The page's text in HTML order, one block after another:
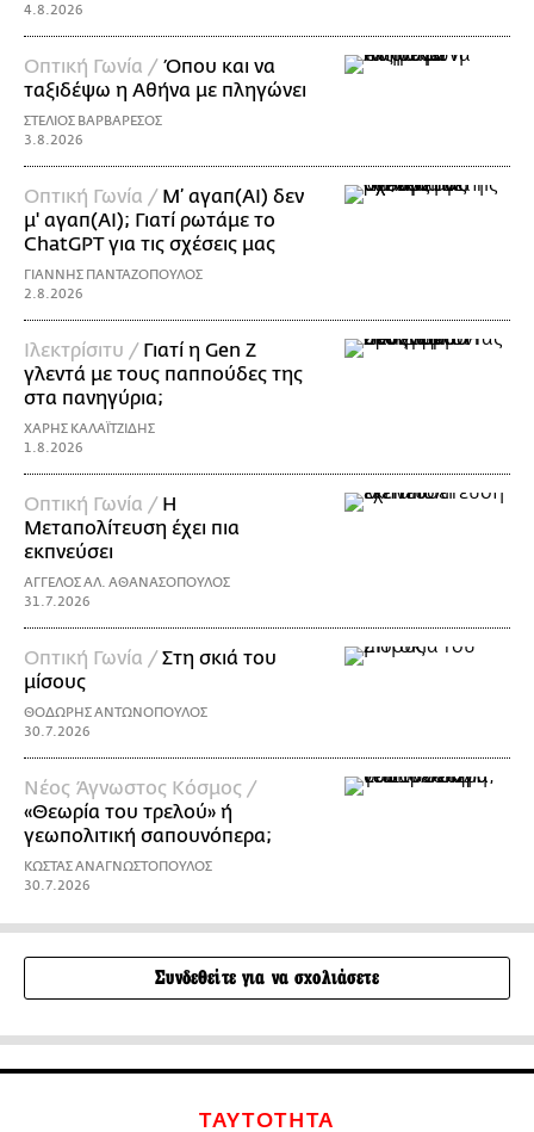
4.8.2026
Οπτική Γωνία /Όπου και να
ταξιδέψω η Αθήνα με πληγώνει
ΣΤΕΛΙΟΣ ΒΑΡΒΑΡΕΣΟΣ
3.8.2026
Οπτική Γωνία / Μ’ αγαπ(AI) δεν
μ' αγαπ(ΑΙ); Γιατί ρωτάμε το
ChatGPT για τις σχέσεις μας
ΓΙΑΝΝΗΣ ΠΑΝΤΑΖΟΠΟΥΛΟΣ
2.8.2026
Ιλεκτρίσιτυ / Γιατί η Gen Z
γλεντά με τους παππούδες της
στα πανηγύρια;
ΧΑΡΗΣ ΚΑΛΑΪΤΖΙΔΗΣ
1.8.2026
Οπτική Γωνία / Η
Μεταπολίτευση έχει πια
εκπνεύσει
ΑΓΓΕΛΟΣ ΑΛ. ΑΘΑΝΑΣΟΠΟΥΛΟΣ
31.7.2026
Οπτική Γωνία /Στη σκιά του
μίσους
ΘΟΔΩΡΗΣ ΑΝΤΩΝΟΠΟΥΛΟΣ
30.7.2026
Νέος Άγνωστος Κόσμος /
«Θεωρία του τρελού» ή
γεωπολιτική σαπουνόπερα;
ΚΩΣΤΑΣ ΑΝΑΓΝΩΣΤΟΠΟΥΛΟΣ
30.7.2026
Συνδεθείτε για να σχολιάσετε
ΤΑΥΤΟΤΗΤΑ